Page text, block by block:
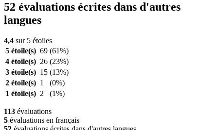
52 évaluations écrites dans d'autres
langues
4,4 sur 5 étoiles
5 étoile(s) 69 (61%)
4 étoile(s) 26 (23%)
3 étoile(s) 15 (13%)
2 étoile(s) 1
(0%)
1 étoile(s) 2 (1%)
113 évaluations
5 évaluations en français